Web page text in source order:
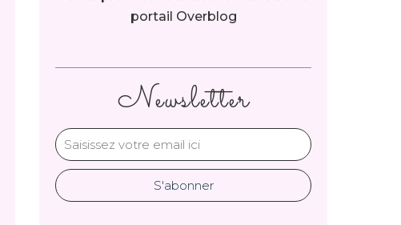
Newsletter
portail Overblog